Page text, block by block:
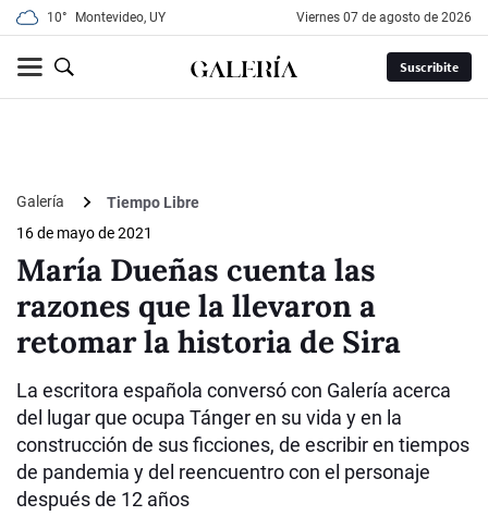
10° Montevideo, UY viernes 07 de agosto de 2026
Suscribite
Galería
Tiempo Libre
16 de mayo de 2021
María Dueñas cuenta las
razones que la llevaron a
retomar la historia de Sira
La escritora española conversó con Galería acerca
del lugar que ocupa Tánger en su vida y en la
construcción de sus ficciones, de escribir en tiempos
de pandemia y del reencuentro con el personaje
después de 12 años